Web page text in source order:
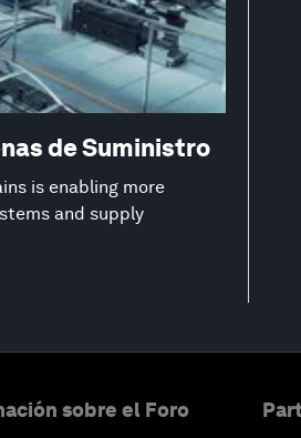
de Suministro
is enabling more
and supply
sobre el Foro